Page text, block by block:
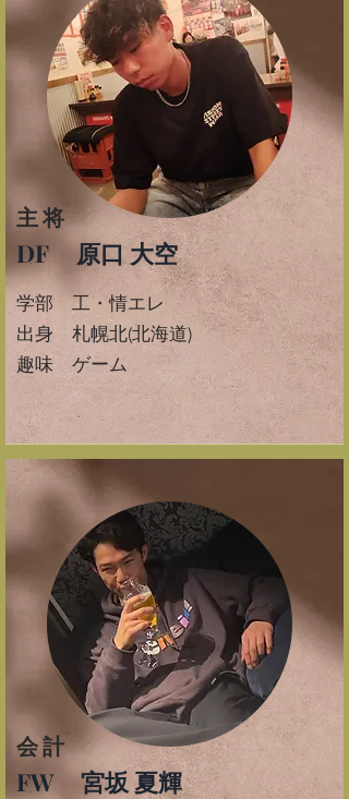
​２年生
主将
DF 原口 大空
学部 工・情エレ
​出身 札幌北(北海道)
​趣味 ゲーム
会計
FW 宮坂 夏輝